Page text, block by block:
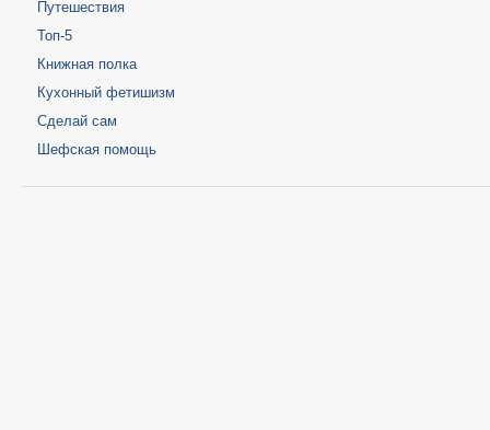
Путешествия
Топ-5
Книжная полка
Кухонный фетишизм
Сделай сам
Шефская помощь